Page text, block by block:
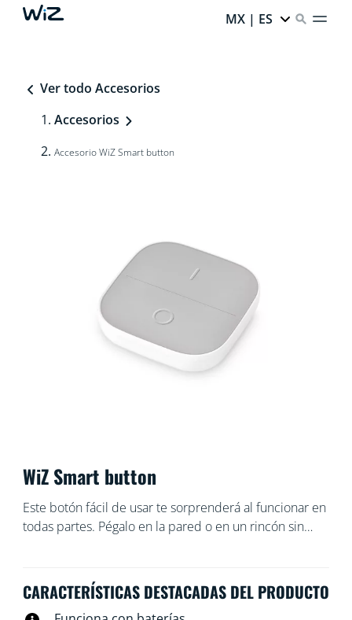
MX | ES
Ver todo Accesorios
Accesorios
Accesorio WiZ Smart button
WiZ Smart button
Este botón fácil de usar te sorprenderá al funcionar en
todas partes. Pégalo en la pared o en un rincón sin
por tu casa y controla las luces rápidamente.
CARACTERÍSTICAS DESTACADAS DEL PRODUCTO